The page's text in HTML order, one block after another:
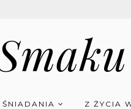
ŚNIADANIA Z ŻYCIA